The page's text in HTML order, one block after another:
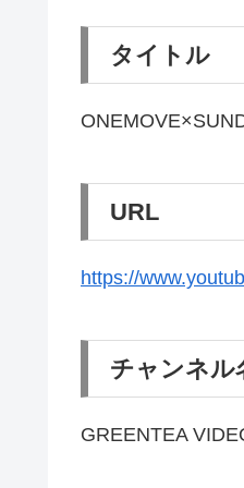
タイトル
URL
https://
チャンネル
GREENTEA